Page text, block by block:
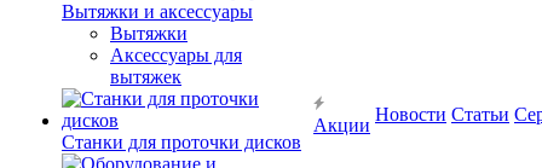
Вытяжки и аксессуары
Вытяжки
Аксессуары для
вытяжек
Станки для проточки дисков
Акции
Новости Статьи